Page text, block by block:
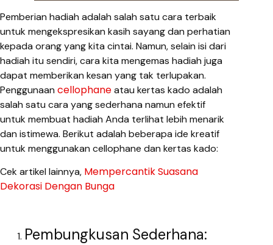
Pemberian hadiah adalah salah satu cara terbaik
untuk mengekspresikan kasih sayang dan perhatian
kepada orang yang kita cintai. Namun, selain isi dari
hadiah itu sendiri, cara kita mengemas hadiah juga
dapat memberikan kesan yang tak terlupakan.
Penggunaan cellophaneatau kertas kado adalah
salah satu cara yang sederhana namun efektif
untuk membuat hadiah Anda terlihat lebih menarik
dan istimewa. Berikut adalah beberapa ide kreatif
untuk menggunakan cellophane dan kertas kado:
Cek artikel lainnya, Mempercantik Suasana
Dekorasi Dengan Bunga
Pembungkusan Sederhana: